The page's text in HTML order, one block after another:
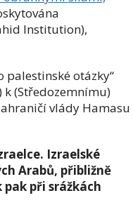
Institution),
palestinské otázky“
k (Středozemnímu)
vlády Hamasu
Izraelské
Arabů, přibližně
při srážkách